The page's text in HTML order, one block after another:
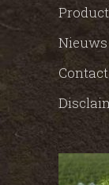
Nieuws
Contact